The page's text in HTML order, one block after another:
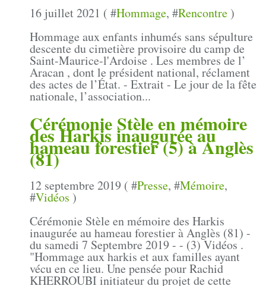
16 juillet 2021 ( #Hommage, #Rencontre)
Hommage aux enfants inhumés sans sépulture
descente du cimetière provisoire du camp de
Saint-Maurice-l'Ardoise . Les membres de l’
Aracan , dont le président national, réclament
des actes de l’État. - Extrait - Le jour de la fête
nationale, l’association...
Cérémonie Stèle en mémoire
des Harkis inaugurée au
hameau forestier (5) à Anglès
(81)
12 septembre 2019 ( #Presse, #Mémoire,
#Vidéos )
Cérémonie Stèle en mémoire des Harkis
inaugurée au hameau forestier à Anglès (81) -
du samedi 7 Septembre 2019 - - (3) Vidéos .
"Hommage aux harkis et aux familles ayant
vécu en ce lieu. Une pensée pour Rachid
KHERROUBI initiateur du projet de cette